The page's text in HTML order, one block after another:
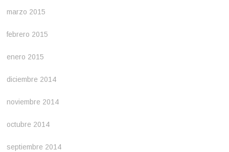
marzo 2015
febrero 2015
enero 2015
diciembre 2014
noviembre 2014
octubre 2014
septiembre 2014